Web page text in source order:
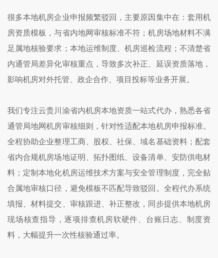
很多本地机房企业申报频繁驳回，主要原因集中在：套用机
房资质模板，与省内地网审核标准不符；机房场地材料不满
足属地核验要求；本地运维制度、机房巡检流程；不清楚省
内通管局差异化审核重点，导致多次补正、延误资质落地，
影响机房对外托管、政企合作、项目投标等业务开展。
我们专注云贵川渝省内机房本地资质一站式代办，熟悉各省
通管局地网机房审核细则，针对性适配本地机房申报标准。
全程协助企业整理工商、股权、社保、域名基础资料；配套
省内合规机房场地证明、拓扑图纸、设备清单、安防供电材
料；定制本地化机房运维技术方案与安全管理制度，完全贴
合属地审核口径，避免模板不匹配导致驳回。全程代办系统
填报、材料提交、审核跟进、补正整改，同步提供本地机房
现场核查指导，逐项排查机房软硬件、台账日志、制度资
料，大幅提升一次性核验通过率。